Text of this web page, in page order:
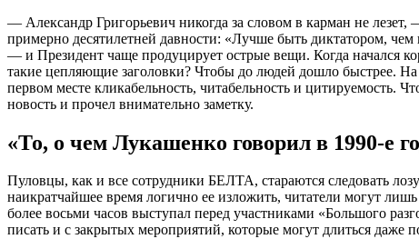
— Александр Григорьевич никогда за словом в карман не
примерно десятилетней давности: «Лучше быть диктатором,
— и Президент чаще продуцирует острые вещи. Когда начался
такие цепляющие заголовки? Чтобы до людей дошло быстрее.
первом месте кликабельность, читабельность и цитируемость.
новость и прочел внимательно заметку.
«То, о чем Лукашенко говорил в 1990-е
Пуловцы, как и все сотрудники БЕЛТА, стараются следовать
наикратчайшее время логично ее изложить, читатели могут
более восьми часов выступал перед участниками «Большого
писать и с закрытых мероприятий, которые могут длиться даже